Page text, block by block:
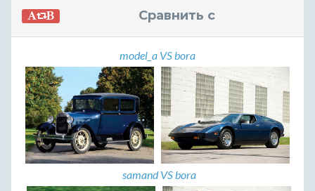
Сравнить с
model_a VS bora
samand VS bora